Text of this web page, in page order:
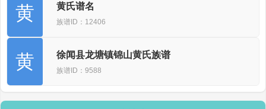
黄 黄氏谱名
族谱ID：12406
黄 徐闻县龙塘镇锦山黄氏族谱
族谱ID：9588